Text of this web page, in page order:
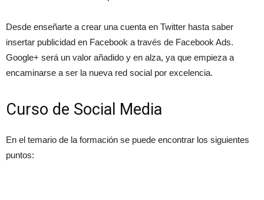
Desde enseñarte a crear una cuenta en Twitter hasta saber
insertar publicidad en Facebook a través de Facebook Ads.
Google+ será un valor añadido y en alza, ya que empieza a
encaminarse a ser la nueva red social por excelencia.
Curso de Social Media
En el temario de la formación se puede encontrar los siguientes
puntos: